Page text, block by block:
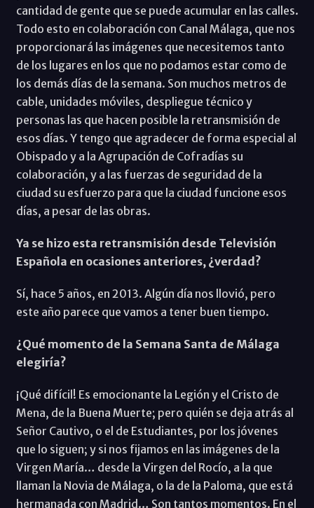
cantidad de gente que se puede acumular en las calles.
Todo esto en colaboración con Canal Málaga, que nos
proporcionará las imágenes que necesitemos tanto
de los lugares en los que no podamos estar como de
los demás días de la semana. Son muchos metros de
cable, unidades móviles, despliegue técnico y
personas las que hacen posible la retransmisión de
esos días. Y tengo que agradecer de forma especial al
Obispado y a la Agrupación de Cofradías su
colaboración, y a las fuerzas de seguridad de la
ciudad su esfuerzo para que la ciudad funcione esos
días, a pesar de las obras.
Ya se hizo esta retransmisión desde Televisión
Española en ocasiones anteriores, ¿verdad?
Sí, hace 5 años, en 2013. Algún día nos llovió, pero
este año parece que vamos a tener buen tiempo.
¿Qué momento de la Semana Santa de Málaga
elegiría?
¡Qué difícil! Es emocionante la Legión y el Cristo de
Mena, de la Buena Muerte; pero quién se deja atrás al
Señor Cautivo, o el de Estudiantes, por los jóvenes
que lo siguen; y si nos fijamos en las imágenes de la
Virgen María… desde la Virgen del Rocío, a la que
llaman la Novia de Málaga, o la de la Paloma, que está
hermanada con Madrid… Son tantos momentos. En el